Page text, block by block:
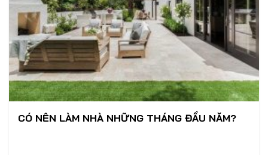
CÓ NÊN LÀM NHÀ NHỮNG THÁNG ĐẦU NĂM?